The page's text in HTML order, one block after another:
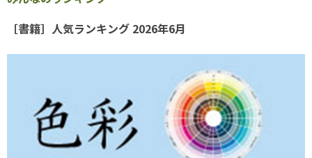
［書籍］人気ランキング 2026年6月